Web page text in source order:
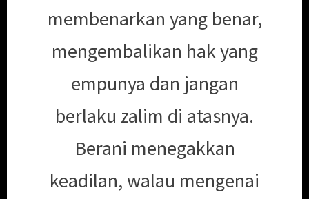
membenarkan yang benar,
mengembalikan hak yang
empunya dan jangan
berlaku zalim di atasnya.
Berani menegakkan
keadilan, walau mengenai